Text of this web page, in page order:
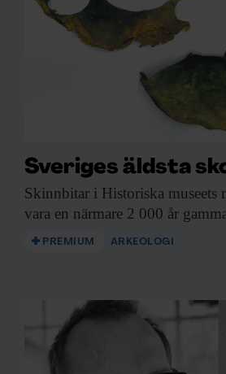
Sveriges äldsta
Skinnbitar i Historiska museets
vara en närmare 2 000 år
PREMIUM ARKEOLOGI